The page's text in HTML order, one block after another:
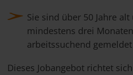
Sie sind über 50 Jahre
mindestens drei
arbeitssuchend gemeldet
Dieses Jobangebot richtet